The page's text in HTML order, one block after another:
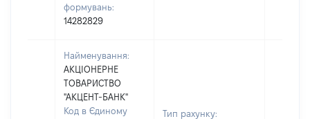
формувань:
14282829
Найменування:
АКЦІОНЕРНЕ
ТОВАРИСТВО
"АКЦЕНТ-БАНК"
Код в Єдиному
Тип рахунку: